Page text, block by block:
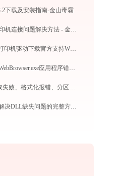
下载及安装指南-金山毒霸
富士施乐s2110打印机连接问题解决方法 - 金山毒霸
(2025最新)Argox打印机驱动下载官方支持Win10/Win11
AutoCAD组件AcWebBrowser.exe应用程序错误0xc000007b解决方法
电脑存储设备读取失败、格式化报错、分区错乱？官方最新安全解决方案兼容 Win10/11
rld.dll下载指南：解决DLL缺失问题的完整方案（适用于Win7/10/11）